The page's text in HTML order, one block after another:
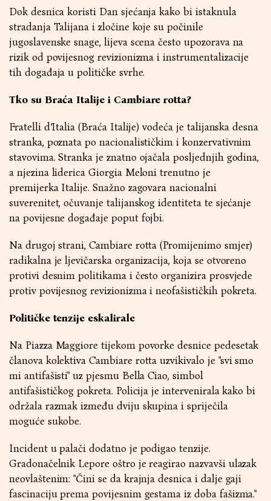
Dok desnica koristi Dan sjećanja kako bi istaknula
stradanja Talijana i zločine koje su počinile
jugoslavenske snage, lijeva scena često upozorava na
rizik od povijesnog revizionizma i instrumentalizacije
tih događaja u političke svrhe.
Tko su Braća Italije i Cambiare rotta?
Fratelli d’Italia (Braća Italije) vodeća je talijanska desna
stranka, poznata po nacionalističkim i konzervativnim
stavovima. Stranka je znatno ojačala posljednjih godina,
a njezina liderica Giorgia Meloni trenutno je
premijerka Italije. Snažno zagovara nacionalni
suverenitet, očuvanje talijanskog identiteta te sjećanje
na povijesne događaje poput fojbi.
Na drugoj strani, Cambiare rotta (Promijenimo smjer)
radikalna je ljevičarska organizacija, koja se otvoreno
protivi desnim politikama i često organizira prosvjede
protiv povijesnog revizionizma i neofašističkih pokreta.
Političke tenzije eskalirale
Na Piazza Maggiore tijekom povorke desnice pedesetak
članova kolektiva Cambiare rotta uzvikivalo je "svi smo
mi antifašisti" uz pjesmu Bella Ciao, simbol
antifašističkog pokreta. Policija je intervenirala kako bi
održala razmak između dviju skupina i spriječila
moguće sukobe.
Incident u palači dodatno je podigao tenzije.
Gradonačelnik Lepore oštro je reagirao nazvavši ulazak
neovlaštenim: "Čini se da krajnja desnica i dalje gaji
fascinaciju prema povijesnim gestama iz doba fašizma."